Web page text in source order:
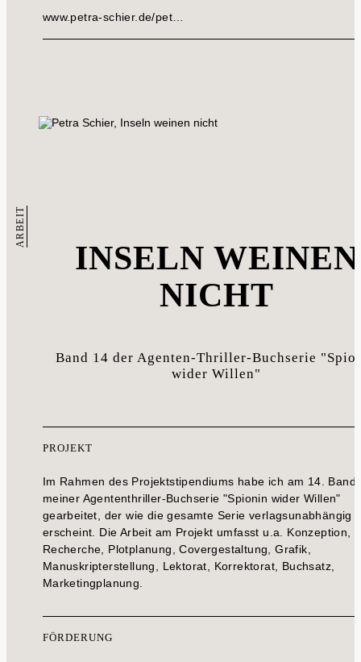
www.petra-schier.de/pet…
INSELN WEINEN
NICHT
Band 14 der Agenten-Thriller-Buchserie
wider Willen"
PROJEKT
Im Rahmen des Projektstipendiums habe ich am 14. Band
meiner Agententhriller-Buchserie "Spionin wider Willen"
gearbeitet, der wie die gesamte Serie verlagsunabhängig
erscheint. Die Arbeit am Projekt umfasst u.a. Konzeption,
Recherche, Plotplanung, Covergestaltung, Grafik,
Manuskripterstellung, Lektorat, Korrektorat, Buchsatz,
Marketingplanung.
FÖRDERUNG
ARBEIT